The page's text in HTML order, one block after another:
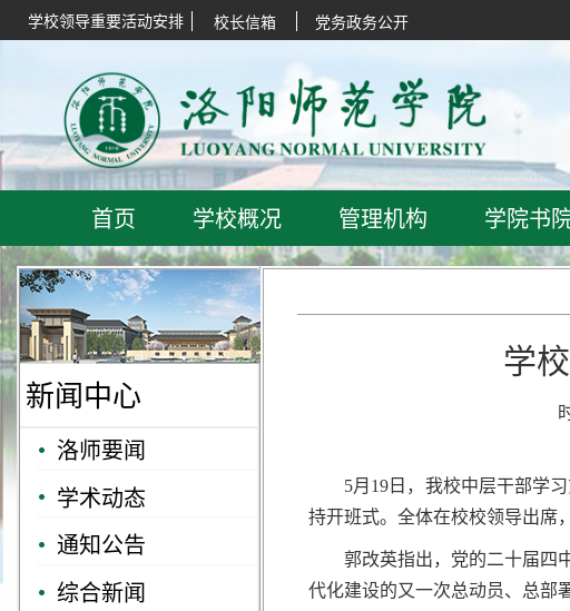
学校领导重要活动安排 校长信箱 党务政务公开
首页 学校概况 管理机构 学院书
新闻中心
洛师要闻
学术动态
通知公告
综合新闻
学
5月19日，我校中层干部学
持开班式。全体在校校领导出席
郭改英指出，党的二十届四
代化建设的又一次总动员、总部